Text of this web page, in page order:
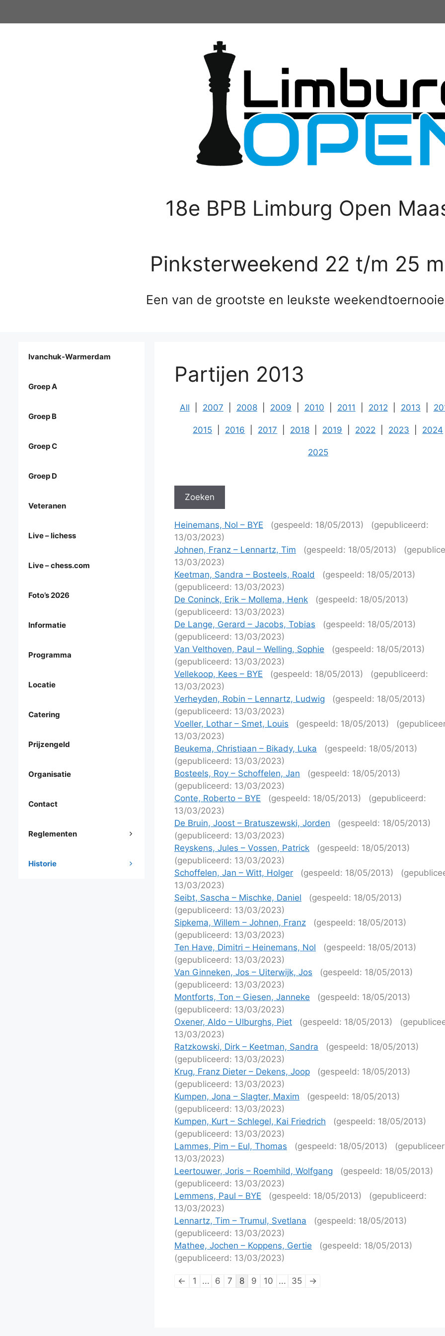
18e BPB Limburg Open
Pinksterweekend 22 t/m 25
Een van de grootste en leukste
Partijen 2013
All 2007 2008 2009 2010 2011 2012 2013
2015 2016 2017 2018 2019 2022 2023 2024
2025
Heinemans, Nol – BYE (gespeeld: 18/05/2013)
(gepubliceerd:
13/03/2023)
Johnen, Franz – Lennartz, Tim
(gespeeld: 18/05/2013)
13/03/2023)
Keetman, Sandra – Bosteels, Roald
(gespeeld: 18/05/2013)
(gepubliceerd: 13/03/2023)
De Coninck, Erik – Mollema, Henk
(gespeeld: 18/05/2013)
(gepubliceerd: 13/03/2023)
De Lange, Gerard – Jacobs, Tobias
(gespeeld: 18/05/2013)
(gepubliceerd: 13/03/2023)
Van Velthoven, Paul – Welling, Sophie
(gespeeld: 18/05/2013)
(gepubliceerd: 13/03/2023)
Vellekoop, Kees – BYE
(gespeeld: 18/05/2013)
(gepubliceerd:
13/03/2023)
Verheyden, Robin – Lennartz, Ludwig
(gespeeld: 18/05/2013)
(gepubliceerd: 13/03/2023)
Voeller, Lothar – Smet, Louis
(gespeeld: 18/05/2013)
13/03/2023)
Beukema, Christiaan – Bikady, Luka
(gespeeld: 18/05/2013)
(gepubliceerd: 13/03/2023)
Bosteels, Roy – Schoffelen, Jan
(gespeeld: 18/05/2013)
(gepubliceerd: 13/03/2023)
Conte, Roberto – BYE
(gespeeld: 18/05/2013)
(gepubliceerd:
13/03/2023)
De Bruin, Joost – Bratuszewski, Jorden
(gespeeld: 18/05/2013)
(gepubliceerd: 13/03/2023)
Reyskens, Jules – Vossen, Patrick
(gespeeld: 18/05/2013)
(gepubliceerd: 13/03/2023)
Schoffelen, Jan – Witt, Holger
(gespeeld: 18/05/2013)
13/03/2023)
Seibt, Sascha – Mischke, Daniel
(gespeeld: 18/05/2013)
(gepubliceerd: 13/03/2023)
Sipkema, Willem – Johnen, Franz
(gespeeld: 18/05/2013)
(gepubliceerd: 13/03/2023)
Ten Have, Dimitri – Heinemans, Nol
(gespeeld: 18/05/2013)
(gepubliceerd: 13/03/2023)
Van Ginneken, Jos – Uiterwijk, Jos
(gespeeld: 18/05/2013)
(gepubliceerd: 13/03/2023)
Montforts, Ton – Giesen, Janneke
(gespeeld: 18/05/2013)
(gepubliceerd: 13/03/2023)
Oxener, Aldo – Ulburghs, Piet
(gespeeld: 18/05/2013)
13/03/2023)
Ratzkowski, Dirk – Keetman, Sandra
(gespeeld: 18/05/2013)
(gepubliceerd: 13/03/2023)
Krug, Franz Dieter – Dekens, Joop
(gespeeld: 18/05/2013)
(gepubliceerd: 13/03/2023)
Kumpen, Jona – Slagter, Maxim
(gespeeld: 18/05/2013)
(gepubliceerd: 13/03/2023)
Kumpen, Kurt – Schlegel, Kai Friedrich
(gespeeld: 18/05/2013)
(gepubliceerd: 13/03/2023)
Lammes, Pim – Eul, Thomas
(gespeeld: 18/05/2013)
13/03/2023)
Leertouwer, Joris – Roemhild, Wolfgang
(gespeeld: 18/05/2013)
(gepubliceerd: 13/03/2023)
Lemmens, Paul – BYE
(gespeeld: 18/05/2013)
(gepubliceerd:
13/03/2023)
Lennartz, Tim – Trumul, Svetlana
(gespeeld: 18/05/2013)
(gepubliceerd: 13/03/2023)
Mathee, Jochen – Koppens, Gertie
(gespeeld: 18/05/2013)
(gepubliceerd: 13/03/2023)
Lijstnavigatie
← 1 ... 6 7 8 9 10 ... 35 →
Ivanchuk-Warmerdam
Groep A
Groep B
Groep C
Groep D
Veteranen
Live – lichess
Live – chess.com
Foto’s 2026
Informatie
Programma
Locatie
Catering
Prijzengeld
Organisatie
Contact
Reglementen
Historie